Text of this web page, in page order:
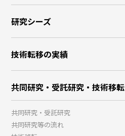
研究シーズ
技術転移の実績
共同研究・受託研究・技術移転
共同研究・受託研究
共同研究等の流れ